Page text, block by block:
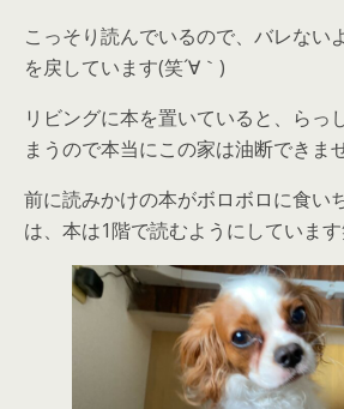
こっそり読んでいるので、バレない
を戻しています(笑´∀｀)
リビングに本を置いていると、らっ
まうので本当にこの家は油断できませ
前に読みかけの本がボロボロに食い
は、本は1階で読むようにしていま